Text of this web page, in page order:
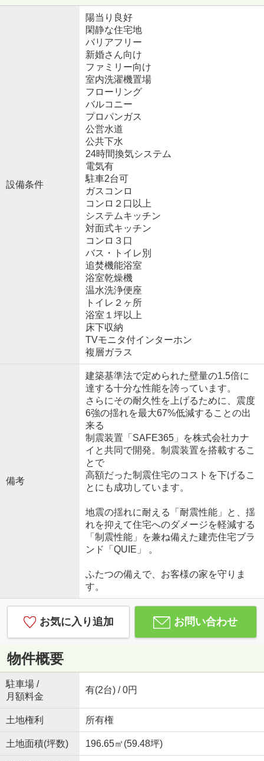
設備条件
陽当り良好
閑静な住宅地
バリアフリー
新婚さん向け
ファミリー向け
室内洗濯機置場
フローリング
バルコニー
プロパンガス
公営水道
公共下水
24時間換気システム
電気有
駐車2台可
ガスコンロ
コンロ２口以上
システムキッチン
対面式キッチン
コンロ３口
バス・トイレ別
追焚機能浴室
浴室乾燥機
温水洗浄便座
トイレ２ヶ所
浴室１坪以上
床下収納
TVモニタ付インターホン
複層ガラス
備考
建築基準法で定められた壁量の1.5倍に
達する十分な性能を誇っています。
さらにその耐久性を上げるために、震度
6強の揺れを最大67%低減することの出
来る
制震装置「SAFE365」を株式会社カナ
イと共同で開発。制震装置を搭載するこ
とで
高額だった制震住宅のコストを下げるこ
とにも成功しています。
地震の揺れに耐える「耐震性能」と、揺
れを抑えて住宅へのダメージを軽減する
「制震性能」を兼ね備えた建売住宅ブラ
ンド「QUIE」 。
ふたつの備えで、お客様の家を守りま
す。
お気に入り追加 お問い合わせ
物件概要
駐車場 /
月額料金
有(2台) / 0円
土地権利 所有権
土地面積(坪数) 196.65㎡(59.48坪)